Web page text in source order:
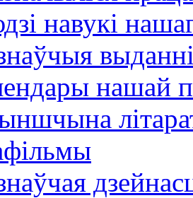
навукі
нашай